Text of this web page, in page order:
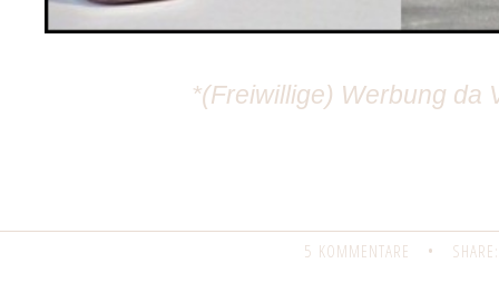
*(Freiwillige) Werbung da
5 KOMMENTARE • SHARE: